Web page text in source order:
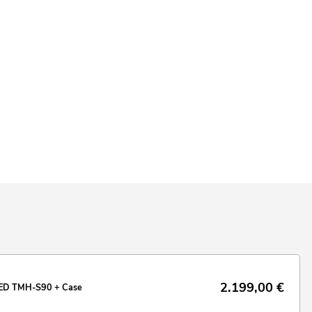
TMH-S90 + Case 2.199,00 €